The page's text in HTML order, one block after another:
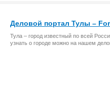
Деловой портал Тулы –
Тула – город известный по всей
узнать о городе можно на нашем